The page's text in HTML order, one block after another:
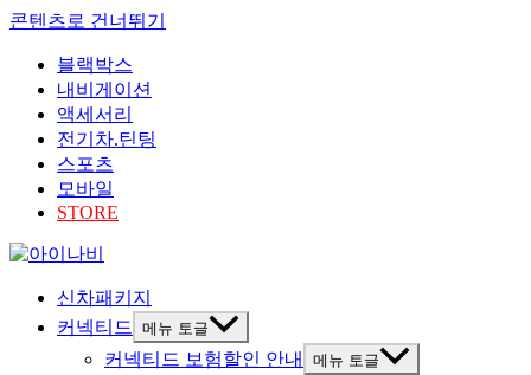
콘텐츠로 건너뛰기
블랙박스
내비게이션
액세서리
전기차.틴팅
스포츠
모바일
STORE
신차패키지
커넥티드
메뉴 토글
커넥티드 보험할인 안내 메뉴 토글